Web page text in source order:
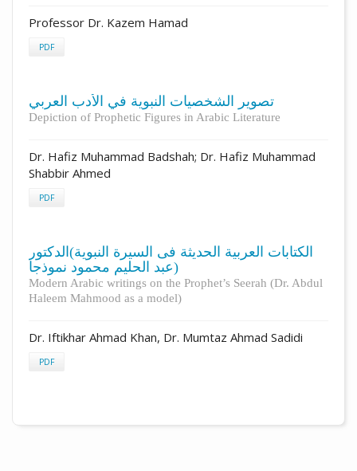
Professor Dr. Kazem Hamad
PDF
تصوير الشخصيات النبوية في الأدب العربي
Depiction of Prophetic Figures in Arabic Literature
Dr. Hafiz Muhammad Badshah; Dr. Hafiz Muhammad
Shabbir Ahmed
PDF
الكتابات العربية الحديثة فى السيرة النبوية)الدكتور
عبد الحليم محمود نموذجا)
Modern Arabic writings on the Prophet’s Seerah (Dr. Abdul
Haleem Mahmood as a model)
Dr. Iftikhar Ahmad Khan, Dr. Mumtaz Ahmad Sadidi
PDF